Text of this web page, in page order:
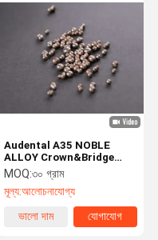
Audental A35 NOBLE
ALLOY Crown&Bridge
Alloy হলুদ পিডি৩৪।9
MOQ:৩০ গ্রাম
মূল্য:আলোচনাযোগ্য
ভালো দাম
যোগাযোগ